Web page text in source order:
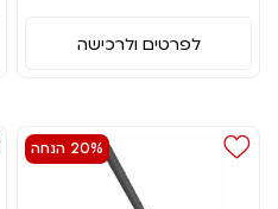
לפרטים ולרכישה
20% הנחה